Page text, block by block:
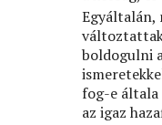
Egyáltalán,
boldogulni
fog-e általa
az igaz